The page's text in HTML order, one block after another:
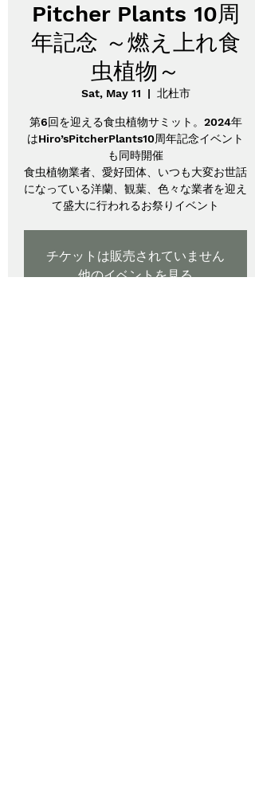
Pitcher Plants 10周
年記念 ～燃え上れ食
虫植物～
Sat, May 11
  |
北杜市
第6回を迎える食虫植物サミット。2024年
はHiro’sPitcherPlants10周年記念イベント
も同時開催
食虫植物業者、愛好団体、いつも大変お世話
になっている洋蘭、観葉、色々な業者を迎え
て盛大に行われるお祭りイベント
チケットは販売されていません
他のイベントを見る